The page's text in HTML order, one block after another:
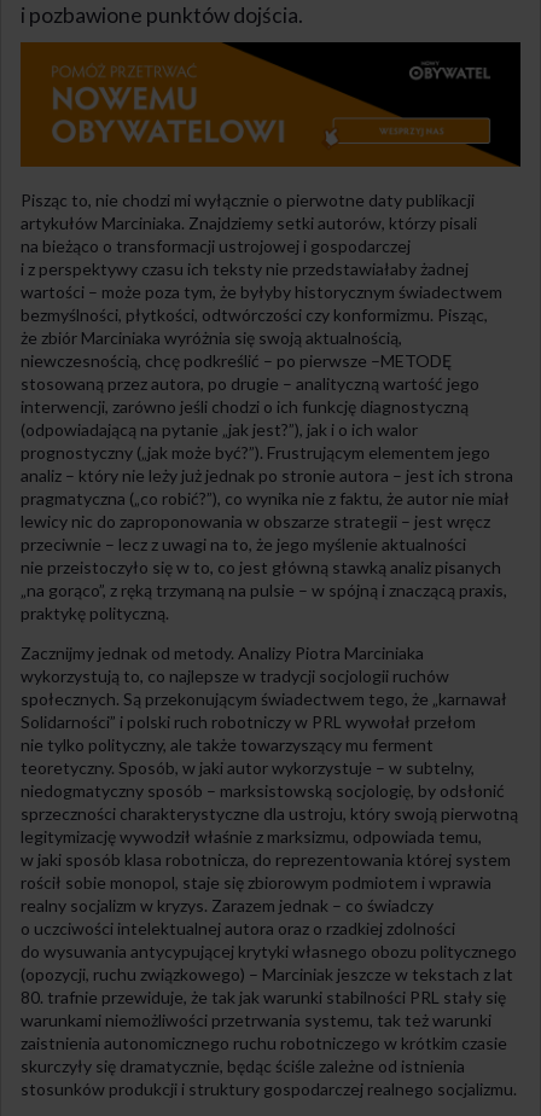
i pozbawione punktów dojścia.
Pisząc to, nie chodzi mi wyłącznie o pierwotne daty publikacji
artykułów Marciniaka. Znajdziemy setki autorów, którzy pisali
na bieżąco o transformacji ustrojowej i gospodarczej
i z perspektywy czasu ich teksty nie przedstawiałaby żadnej
wartości – może poza tym, że byłyby historycznym świadectwem
bezmyślności, płytkości, odtwórczości czy konformizmu. Pisząc,
że zbiór Marciniaka wyróżnia się swoją aktualnością,
niewczesnością, chcę podkreślić – po pierwsze –METODĘ
stosowaną przez autora, po drugie – analityczną wartość jego
interwencji, zarówno jeśli chodzi o ich funkcję diagnostyczną
(odpowiadającą na pytanie „jak jest?”), jak i o ich walor
prognostyczny („jak może być?”). Frustrującym elementem jego
analiz – który nie leży już jednak po stronie autora – jest ich strona
pragmatyczna („co robić?”), co wynika nie z faktu, że autor nie miał
lewicy nic do zaproponowania w obszarze strategii – jest wręcz
przeciwnie – lecz z uwagi na to, że jego myślenie aktualności
nie przeistoczyło się w to, co jest główną stawką analiz pisanych
„na gorąco”, z ręką trzymaną na pulsie – w spójną i znaczącą praxis,
praktykę polityczną.
Zacznijmy jednak od metody. Analizy Piotra Marciniaka
wykorzystują to, co najlepsze w tradycji socjologii ruchów
społecznych. Są przekonującym świadectwem tego, że „karnawał
Solidarności” i polski ruch robotniczy w PRL wywołał przełom
nie tylko polityczny, ale także towarzyszący mu ferment
teoretyczny. Sposób, w jaki autor wykorzystuje – w subtelny,
niedogmatyczny sposób – marksistowską socjologię, by odsłonić
sprzeczności charakterystyczne dla ustroju, który swoją pierwotną
legitymizację wywodził właśnie z marksizmu, odpowiada temu,
w jaki sposób klasa robotnicza, do reprezentowania której system
rościł sobie monopol, staje się zbiorowym podmiotem i wprawia
realny socjalizm w kryzys. Zarazem jednak – co świadczy
o uczciwości intelektualnej autora oraz o rzadkiej zdolności
do wysuwania antycypującej krytyki własnego obozu politycznego
(opozycji, ruchu związkowego) – Marciniak jeszcze w tekstach z lat
80. trafnie przewiduje, że tak jak warunki stabilności PRL stały się
warunkami niemożliwości przetrwania systemu, tak też warunki
zaistnienia autonomicznego ruchu robotniczego w krótkim czasie
skurczyły się dramatycznie, będąc ściśle zależne od istnienia
stosunków produkcji i struktury gospodarczej realnego socjalizmu.